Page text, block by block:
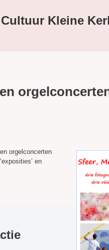
Kleine
orgelconcerten
en